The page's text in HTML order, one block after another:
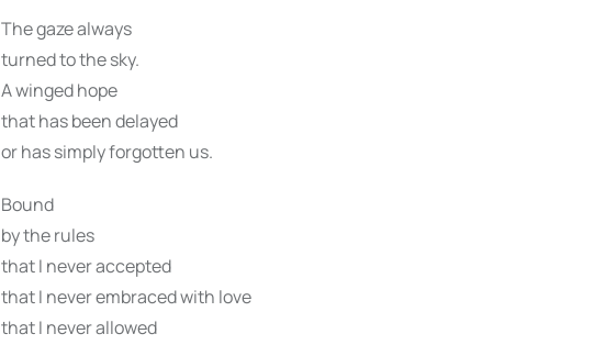
The gaze always
turned to the sky.
A winged hope
that has been delayed
or has simply forgotten us.
Bound
by the rules
that I never accepted
that I never embraced with love
that I never allowed